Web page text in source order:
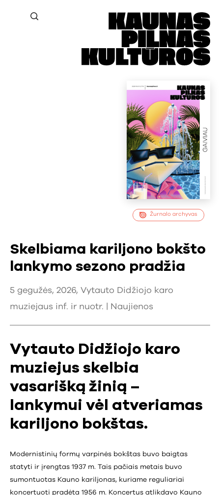
Žurnalo archyvas
Skelbiama kariljono bokšto
lankymo sezono pradžia
5 gegužės, 2026, Vytauto Didžiojo karo
muziejaus inf. ir nuotr. |
Naujienos
Vytauto Didžiojo karo
muziejus skelbia
vasarišką žinią –
lankymui vėl atveriamas
kariljono bokštas.
Modernistinių formų varpinės bokštas buvo baigtas
statyti ir įrengtas 1937 m. Tais pačiais metais buvo
sumontuotas Kauno kariljonas, kuriame reguliariai
koncertuoti pradėta 1956 m. Koncertus atlikdavo Kauno